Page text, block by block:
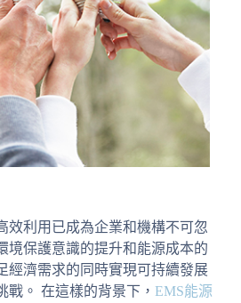
效利用已成為企業和機構不可忽
境保護意識的提升和能源成本的
經濟需求的同時實現可持續發展
戰。 在這樣的背景下， EMS能源